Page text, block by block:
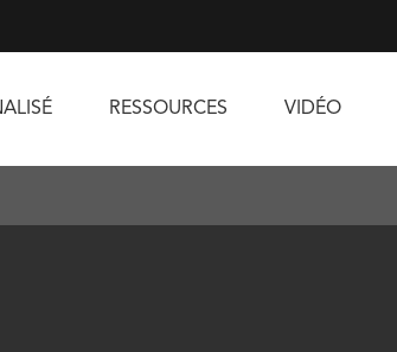
RESSOURCES VIDÉO